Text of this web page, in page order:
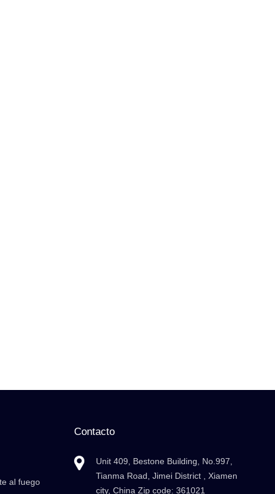
al fuego
Contacto
Unit 409, Bestone Building, No.997,
Tianma Road, Jimei District , Xiamen
city, China Zip code: 361021